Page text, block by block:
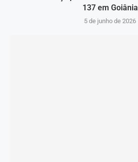
137 em Goiânia
5 de junho de 2026